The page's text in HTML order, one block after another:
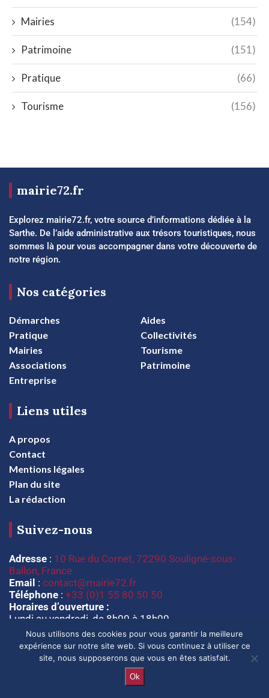
Mairies (154)
Patrimoine (151)
Pratique (66)
Tourisme (156)
mairie72.fr
Explorez mairie72.fr, votre source d’informations dédiée à la
Sarthe. De l’aide administrative aux trésors touristiques, nous
sommes là pour vous accompagner dans votre découverte de
notre région.
Nos catégories
Démarches
Aides
Pratique
Collectivités
Mairies
Tourisme
Associations
Patrimoine
Entreprise
Liens utiles
A propos
Contact
Mentions légales
Plan du site
La rédaction
Suivez-nous
Adresse : 10 Rue du Cornet, 72290 Souligné-sous-
Ballon, France
Email : contact@mairie72.fr
Téléphone : +33 (0)1 55 80 50 50
Horaires d’ouverture :
Lundi au vendredi, de 8h00 à 18h00
Nous utilisons des cookies pour vous garantir la meilleure
expérience sur notre site web. Si vous continuez à utiliser ce
site, nous supposerons que vous en êtes satisfait.
Ok